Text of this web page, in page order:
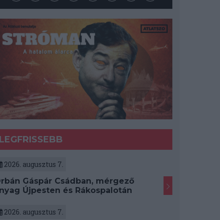
2026. augusztus 7.
Gáspár Csádban, mérgező
Újpesten és Rákospalotán
2026. augusztus 7.